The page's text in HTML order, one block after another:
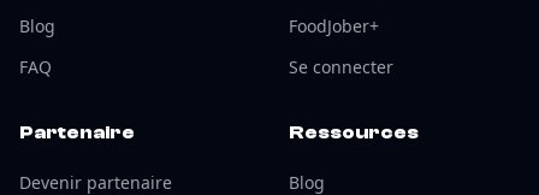
Blog
FAQ
FoodJober+
Se connecter
Partenaire
Devenir partenaire
Ressources
Blog